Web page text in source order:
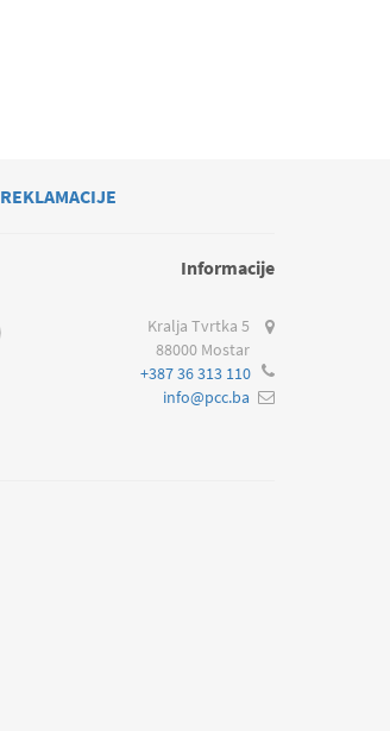
REKLAMACIJE
Informacije
Kralja Tvrtka 5
88000 Mostar
+387 36 313 110
info@pcc.ba